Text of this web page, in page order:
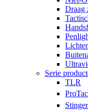
Draag
Serie
TLR
ProTac
Stinger